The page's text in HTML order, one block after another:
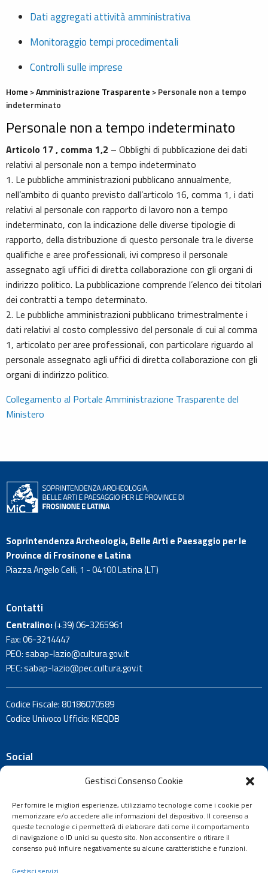
Gestisci Consenso Cookie
Per fornire le migliori esperienze, utilizziamo tecnologie come i cookie per
memorizzare e/o accedere alle informazioni del dispositivo. Il consenso a
queste tecnologie ci permetterà di elaborare dati come il comportamento
di navigazione o ID unici su questo sito. Non acconsentire o ritirare il
consenso può influire negativamente su alcune caratteristiche e funzioni.
Dati aggregati attività amministrativa
Monitoraggio tempi procedimentali
Controlli sulle imprese
Home >Amministrazione Trasparente >Personale non a tempo
indeterminato
Personale non a tempo indeterminato
Articolo 17 , comma 1,2 – Obblighi di pubblicazione dei dati
relativi al personale non a tempo indeterminato
1. Le pubbliche amministrazioni pubblicano annualmente,
nell’ambito di quanto previsto dall’articolo 16, comma 1, i dati
relativi al personale con rapporto di lavoro non a tempo
indeterminato, con la indicazione delle diverse tipologie di
rapporto, della distribuzione di questo personale tra le diverse
qualifiche e aree professionali, ivi compreso il personale
assegnato agli uffici di diretta collaborazione con gli organi di
indirizzo politico. La pubblicazione comprende l’elenco dei titolari
dei contratti a tempo determinato.
2. Le pubbliche amministrazioni pubblicano trimestralmente i
dati relativi al costo complessivo del personale di cui al comma
1, articolato per aree professionali, con particolare riguardo al
personale assegnato agli uffici di diretta collaborazione con gli
organi di indirizzo politico.
Collegamento al Portale Amministrazione Trasparente del
Ministero
Soprintendenza Archeologia, Belle Arti e Paesaggio per le
Province di Frosinone e Latina
Piazza Angelo Celli, 1 - 04100 Latina (LT)
Contatti
Centralino:(+39)06-3265961
Fax: 06-3214447
PEO:sabap-lazio@cultura.gov.it
PEC:sabap-lazio@pec.cultura.gov.it
Codice Fiscale: 80186070589
Codice Univoco Ufficio: KIEQDB
Social
Rimani aggiornato sulle attività e le promozioni del territorio
di Frosinone e Latina: